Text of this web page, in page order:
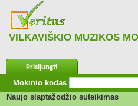
VILKAVIŠKIO MUZIKOS
Prisijungti
Mokinio kodas
Naujo slaptažodžio suteikimas